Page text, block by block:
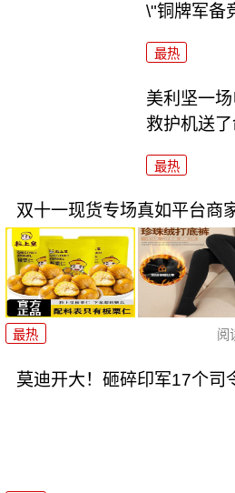
\"铜牌军备
最热
美利坚一
救护机送了
最热
双十一现货专场真如平台商
最热 阅
莫迪开大！砸碎印军17个司